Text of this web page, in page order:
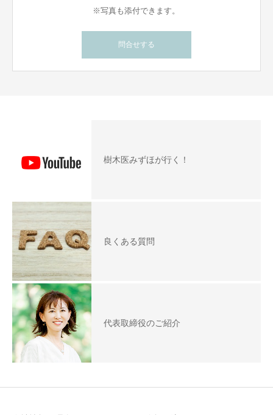
※写真も添付できます。
問合せする
樹木医みずほが行く！
良くある質問
代表取締役のご紹介